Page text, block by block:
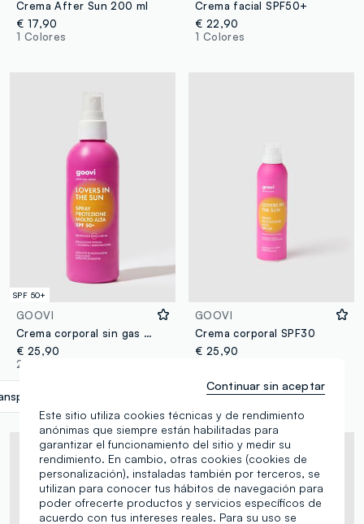
Crema After Sun 200 ml
€ 17,90
1 Colores
Crema facial SPF50+
€ 22,90
1 Colores
SPF 50+
GOOVI
Crema corporal sin gas SPF 50+ 200 ml
€ 25,90
2 Colores
GOOVI
Crema corporal SPF30
€ 25,90
Este sitio utiliza cookies técnicas y de rendimiento
anónimas que siempre están habilitadas para
garantizar el funcionamiento del sitio y medir su
rendimiento. En cambio, otras cookies (cookies de
personalización), instaladas también por terceros, se
utilizan para conocer tus hábitos de navegación para
poder ofrecerte productos y servicios específicos de
acuerdo con tus intereses reales. Para su uso se
Continuar sin aceptar